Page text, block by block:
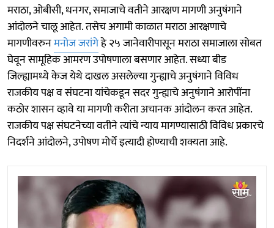
मराठा, ओबीसी, धनगर, समाजाचे वतीने आरक्षण मागणी अनुषंगाने
आंदोलने चालू आहेत. तसेच अगामी काळात मराठा आरक्षणाचे
मागणीवरुनमनोज जरांगेहे २५ जानेवारीपासून मराठा समाजाला सोबत
घेवून सामूहिक आमरण उपोषणाला बसणार आहेत. सध्या बीड
जिल्ह्यामध्ये केज येथे दाखल असलेल्या गुन्ह्याचे अनुषंगाने विविध
राजकीय पक्ष व संघटना यांचेकडून सदर गुन्ह्याचे अनुषंगाने आरोपींना
कठोर शासन व्हावे या मागणी करीता अचानक आंदोलन करत आहेत.
राजकीय पक्ष संघटनेच्या वतीने त्यांचे न्याय मागण्यासाठी विविध प्रकारचे
निदर्शने आंदोलने, उपोषण मोर्चे इत्यादी होण्याची शक्यता आहे.